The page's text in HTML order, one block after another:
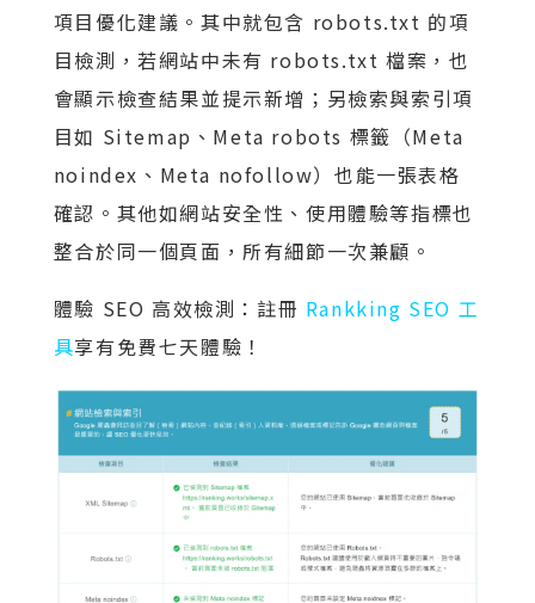
項目優化建議。其中就包含 robots.txt 的項
目檢測，若網站中未有 robots.txt 檔案，也
會顯示檢查結果並提示新增；另檢索與索引項
目如 Sitemap、Meta robots 標籤（Meta
noindex、Meta nofollow）也能一張表格
確認。其他如網站安全性、使用體驗等指標也
整合於同一個頁面，所有細節一次兼顧。
體驗 SEO 高效檢測：註冊 Rankking SEO 工
具享有免費七天體驗！